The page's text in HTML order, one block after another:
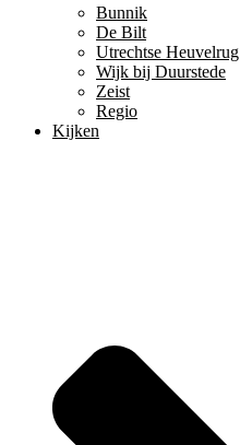
Bunnik
De Bilt
Utrechtse Heuvelrug
Wijk bij Duurstede
Zeist
Regio
Kijken